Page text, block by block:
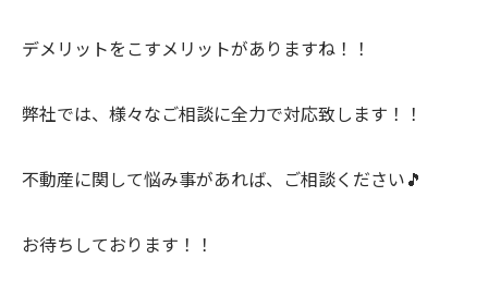
デメリットをこすメリットがありますね！！
弊社では、様々なご相談に全力で対応致します！！
不動産に関して悩み事があれば、ご相談ください🎵
お待ちしております！！